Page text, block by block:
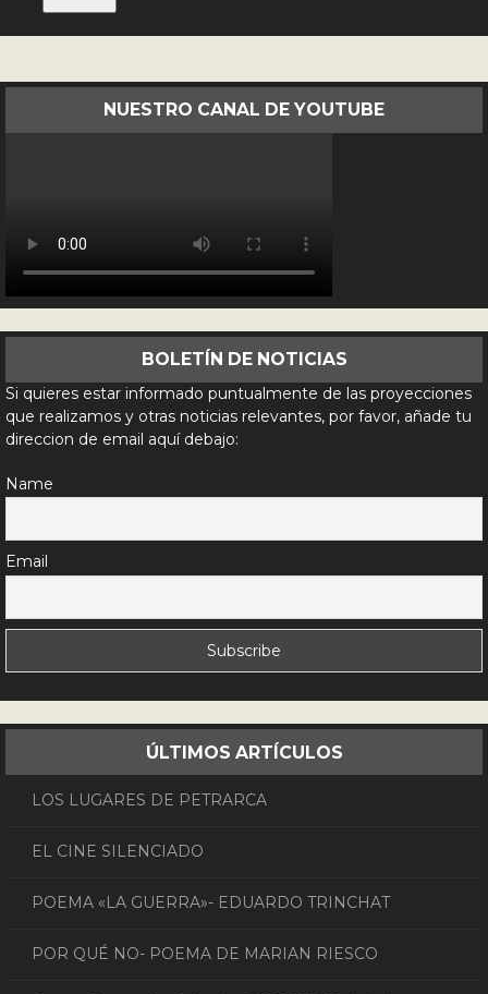
NUESTRO CANAL DE YOUTUBE
BOLETÍN DE NOTICIAS
Si quieres estar informado puntualmente de las proyecciones
que realizamos y otras noticias relevantes, por favor, añade tu
direccion de email aquí debajo:
Name
Email
ÚLTIMOS ARTÍCULOS
LOS LUGARES DE PETRARCA
EL CINE SILENCIADO
POEMA «LA GUERRA»- EDUARDO TRINCHAT
POR QUÉ NO- POEMA DE MARIAN RIESCO